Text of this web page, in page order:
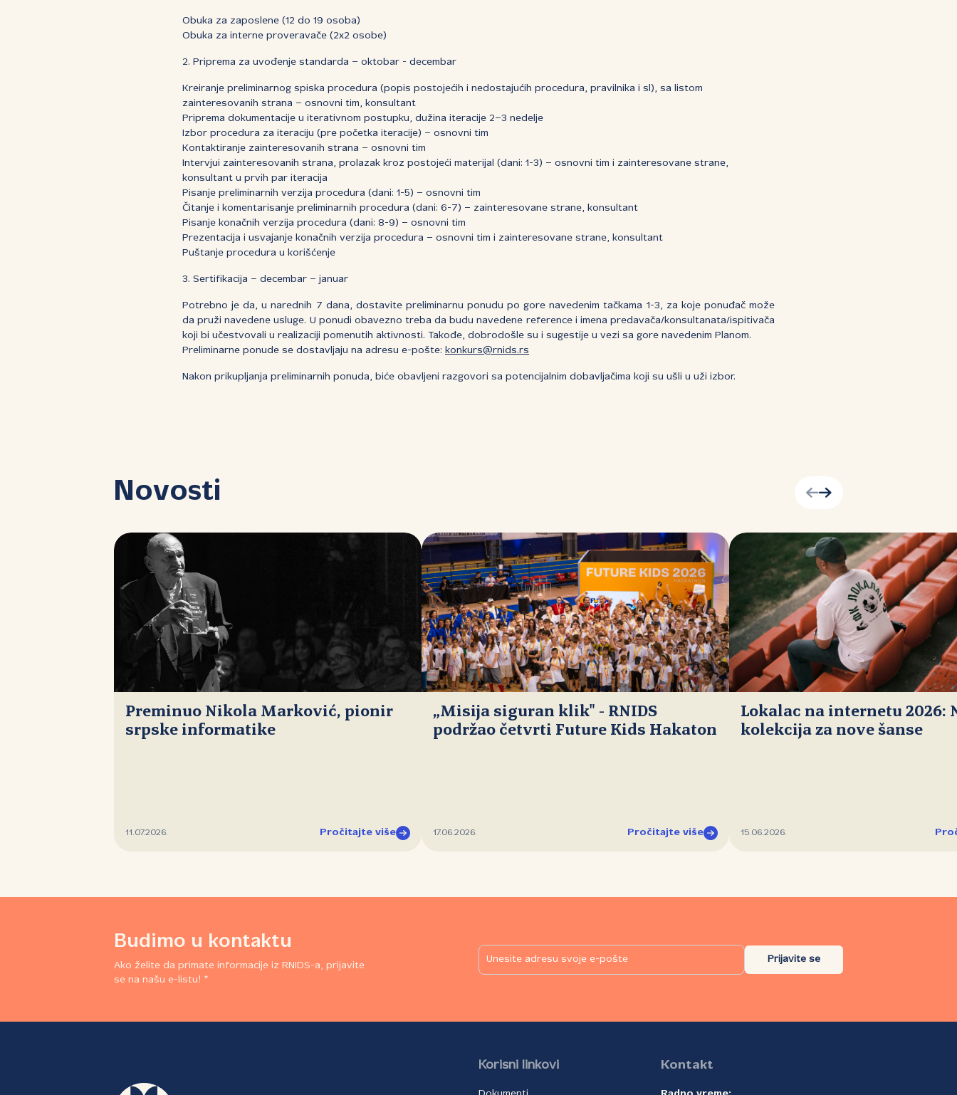
Obuka za zaposlene (12 do 19 osoba)
Obuka za interne proveravače (2x2 osobe)
2. Priprema za uvođenje standarda – oktobar - decembar
Kreiranje preliminarnog spiska procedura (popis postojećih i nedostajućih procedura, pravilnika i sl), sa listom
zainteresovanih strana – osnovni tim, konsultant
Priprema dokumentacije u iterativnom postupku, dužina iteracije 2–3 nedelje
Izbor procedura za iteraciju (pre početka iteracije) – osnovni tim
Kontaktiranje zainteresovanih strana – osnovni tim
Intervjui zainteresovanih strana, prolazak kroz postojeći materijal (dani: 1-3) – osnovni tim i zainteresovane strane,
konsultant u prvih par iteracija
Pisanje preliminarnih verzija procedura (dani: 1-5) – osnovni tim
Čitanje i komentarisanje preliminarnih procedura (dani: 6-7) – zainteresovane strane, konsultant
Pisanje konačnih verzija procedura (dani: 8-9) – osnovni tim
Prezentacija i usvajanje konačnih verzija procedura – osnovni tim i zainteresovane strane, konsultant
Puštanje procedura u korišćenje
3. Sertifikacija – decembar – januar
Potrebno je da, u narednih 7 dana, dostavite preliminarnu ponudu po gore navedenim tačkama 1-3, za koje ponuđač može
da pruži navedene usluge. U ponudi obavezno treba da budu navedene reference i imena predavača/konsultanata/ispitivača
koji bi učestvovali u realizaciji pomenutih aktivnosti. Takođe, dobrodošle su i sugestije u vezi sa gore navedenim Planom.
Preliminarne ponude se dostavljaju na adresu e-pošte: konkurs@rnids.rs
Nakon prikupljanja preliminarnih ponuda, biće obavljeni razgovori sa potencijalnim dobavljačima koji su ušli u uži izbor.
Novosti
Preminuo Nikola Marković, pionir
srpske informatike
11.07.2026. Pročitajte više
„Misija siguran klik" - RNIDS
podržao četvrti Future Kids Hakaton
17.06.2026. Pročitajte više
Lokalac na internetu 2026:
kolekcija za nove šanse
15.06.2026.
Budimo u kontaktu
Ako želite da primate informacije iz RNIDS-a, prijavite
se na našu e-listu! *
Prijavite se
Korisni linkovi Kontakt